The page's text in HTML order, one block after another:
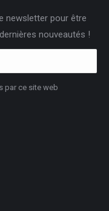
newsletter pour être
nouveautés !
par ce site web